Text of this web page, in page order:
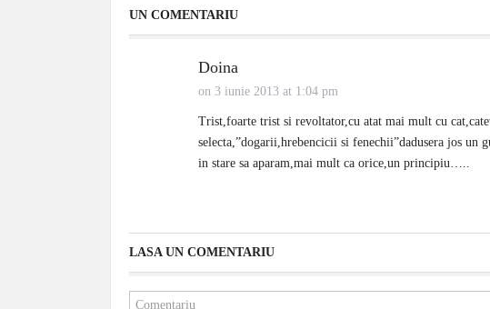
UN COMENTARIU
Doina
on 3 iunie 2013 at 1:04 pm
Trist,foarte trist si revoltator,cu atat mai mult cu
selecta,”dogarii,hrebencicii si fenechii”dadusera jos
in stare sa aparam,mai mult ca orice,un principiu…..
LASA UN COMENTARIU